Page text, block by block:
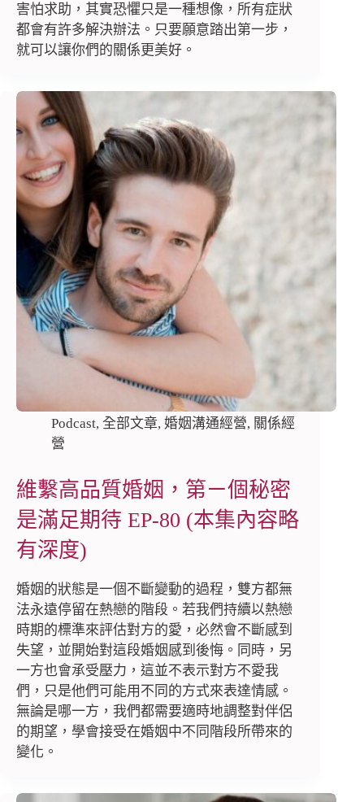
害怕求助，其實恐懼只是一種想像，所有症狀
都會有許多解決辦法。只要願意踏出第一步，
就可以讓你們的關係更美好。
Podcast, 全部文章, 婚姻溝通經營, 關係經
營
維繫高品質婚姻，第ㄧ個秘密
是滿足期待 EP-80 (本集內容略
有深度)
婚姻的狀態是一個不斷變動的過程，雙方都無
法永遠停留在熱戀的階段。若我們持續以熱戀
時期的標準來評估對方的愛，必然會不斷感到
失望，並開始對這段婚姻感到後悔。同時，另
一方也會承受壓力，這並不表示對方不愛我
們，只是他們可能用不同的方式來表達情感。
無論是哪一方，我們都需要適時地調整對伴侶
的期望，學會接受在婚姻中不同階段所帶來的
變化。